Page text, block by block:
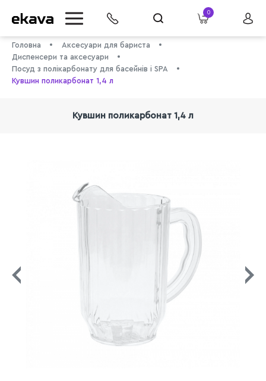
0
Головна
Аксесуари для бариста
Диспенсери та аксесуари
Посуд з полікарбонату для басейнів і SPA
Кувшин поликарбонат 1,4 л
Кувшин поликарбонат 1,4 л